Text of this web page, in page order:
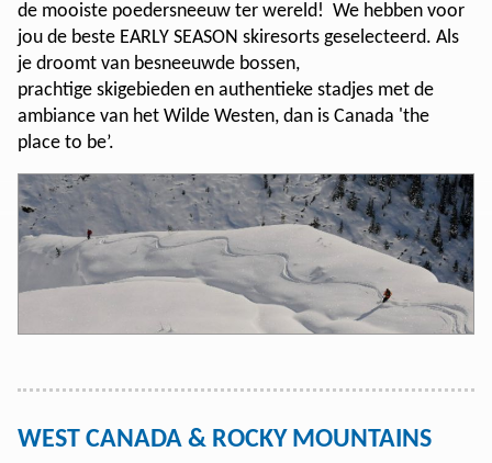
de mooiste poedersneeuw ter wereld! We hebben voor
jou de beste EARLY SEASON skiresorts geselecteerd. Als
je droomt van besneeuwde bossen,
prachtige skigebieden en authentieke stadjes met de
ambiance van het Wilde Westen, dan is Canada 'the
place to be’.
WEST CANADA & ROCKY MOUNTAINS